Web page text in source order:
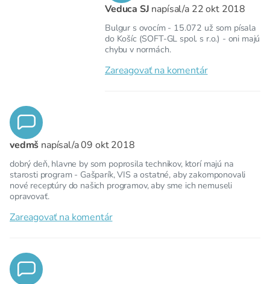
Veduca SJ napísal/a 22 okt 2018
Bulgur s ovocím - 15.072 už som písala
do Košíc (SOFT-GL spol. s r.o.) - oni majú
chybu v normách.
Zareagovať na komentár
vedmš napísal/a09 okt 2018
dobrý deň, hlavne by som poprosila technikov, ktorí majú na
starosti program - Gašparík, VIS a ostatné, aby zakomponovali
nové receptúry do našich programov, aby sme ich nemuseli
opravovať.
Zareagovať na komentár